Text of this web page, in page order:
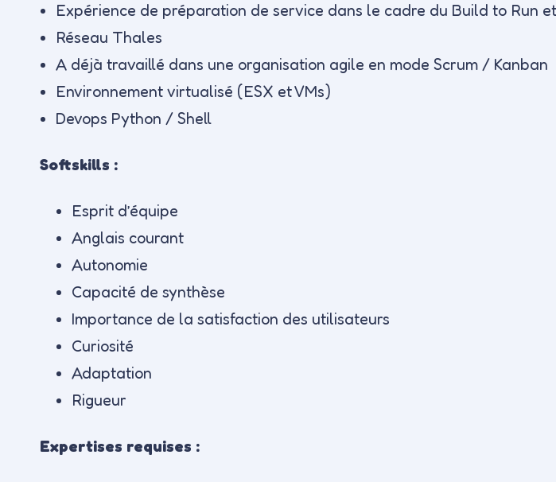
Expérience de préparation de service dans le cadre du Build to Run
Réseau Thales
A déjà travaillé dans une organisation agile en mode Scrum / Kanban
Environnement virtualisé (ESX et VMs)
Devops Python / Shell
Softskills :
Esprit d’équipe
Anglais courant
Autonomie
Capacité de synthèse
Importance de la satisfaction des utilisateurs
Curiosité
Adaptation
Rigueur
Expertises requises :